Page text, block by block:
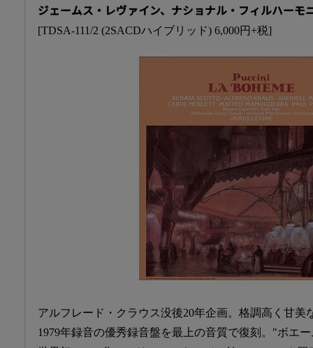
ジェームス・レヴァイン、ナショナル・フィルハーモ
[TDSA-111/2 (2SACDハイブリッド) 6,000円+税]
アルフレード・クラウス没後20年企画。格調高く甘美
1979年録音の優秀録音盤を最上の音質で復刻。"ボエ